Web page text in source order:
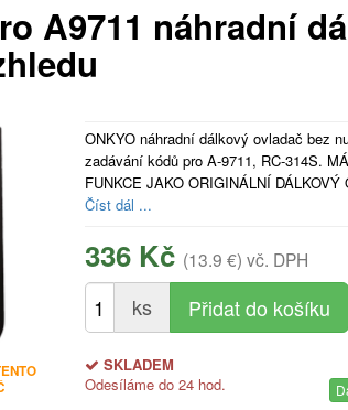
A9711 náhradní
ONKYO náhradní dálkový ovladač bez
zadávání kódů pro A-9711, RC-314S.
FUNKCE JAKO ORIGINÁLNÍ DÁLKOVÝ
Číst dál ...
336 Kč (13.9 €) vč. DPH
ks
SKLADEM
Odesíláme do 24 hod.